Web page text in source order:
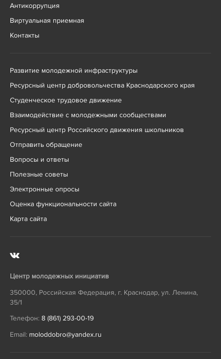
Антикоррупция
Виртуальная приемная
Контакты
Развитие молодежной инфраструктуры
Ресурсный центр добровольчества Краснодарского края
Студенческое трудовое движение
Взаимодействие с молодежными сообществами
Ресурсный центр Российского движения школьников
Отправить обращение
Вопросы и ответы
Полезные советы
Электронные опросы
Оценка функциональности сайта
Карта сайта
Центр молодежных инициатив
350000, Российская Федерация, г. Краснодар, ул. Ленина,
35/1
Телефон: 8 (861) 293-00-19
Email: moloddobro@yandex.ru